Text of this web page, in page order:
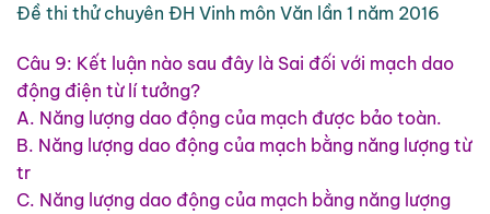
Đề thi thử chuyên ĐH Vinh môn Văn lần 1 năm 2016
Câu 9: Kết luận nào sau đây là Sai đối với mạch dao
động điện từ lí tưởng?
A. Năng lượng dao động của mạch được bảo toàn.
B. Năng lượng dao động của mạch bằng năng lượng từ
tr
C. Năng lượng dao động của mạch bằng năng lượng